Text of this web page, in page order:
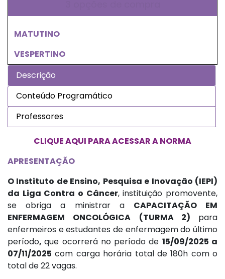
Descrição
Conteúdo Programático
Professores
CLIQUE AQUI PARA ACESSAR A NORMA
APRESENTAÇÃO
O Instituto de Ensino, Pesquisa e Inovação (IEPI)
da Liga Contra o Câncer, instituição promovente,
se obriga a ministrar a CAPACITAÇÃO EM
ENFERMAGEM ONCOLÓGICA
(TURMA 2) para
enfermeiros e estudantes de enfermagem do último
período,que ocorrerá no período de 15/09/2025 a
07/11/2025 com carga horária total de 180h com o
total de 22 vagas.
MATUTINO
VESPERTINO